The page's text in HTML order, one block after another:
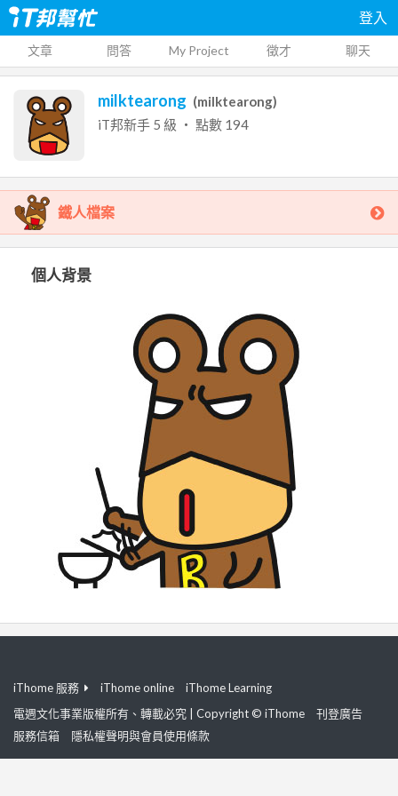
登入
文章 問答 My Project 徵才 聊天
milktearong (milktearong)
iT邦新手 5 級 ‧ 點數 194
鐵人檔案
個人背景
iThome 服務 iThome online
iThome Learning
電週文化事業版權所有、轉載必究 | Copyright © iThome
刊登廣告
服務信箱
隱私權聲明與會員使用條款